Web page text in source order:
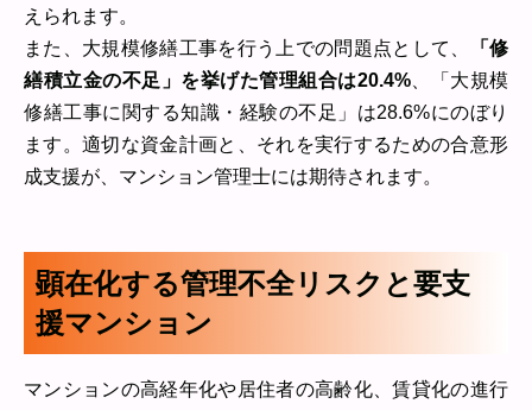
えられます。
また、大規模修繕工事を行う上での問題点として、
「修
繕積立金の不足」を挙げた管理組合は20.4%、「大規模
修繕工事に関する知識・経験の不足」は28.6%にのぼり
ます。適切な資金計画と、それを実行するための合意形
成支援が、マンション管理士には期待されます。
顕在化する管理不全リスクと要支
援マンション
マンションの高経年化や居住者の高齢化、賃貸化の進行